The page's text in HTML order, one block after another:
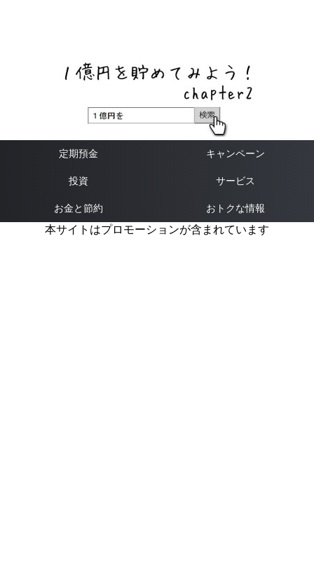
定期預金 キャンペーン
投資 サービス
お金と節約 おトクな情報
本サイトはプロモーションが含まれています